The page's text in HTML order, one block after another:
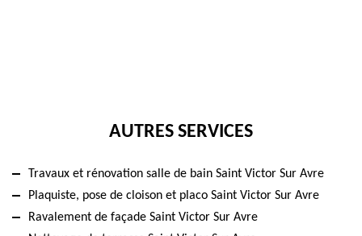
AUTRES SERVICES
Travaux et rénovation salle de bain Saint Victor Sur Avre
Plaquiste, pose de cloison et placo Saint Victor Sur Avre
Ravalement de façade Saint Victor Sur Avre